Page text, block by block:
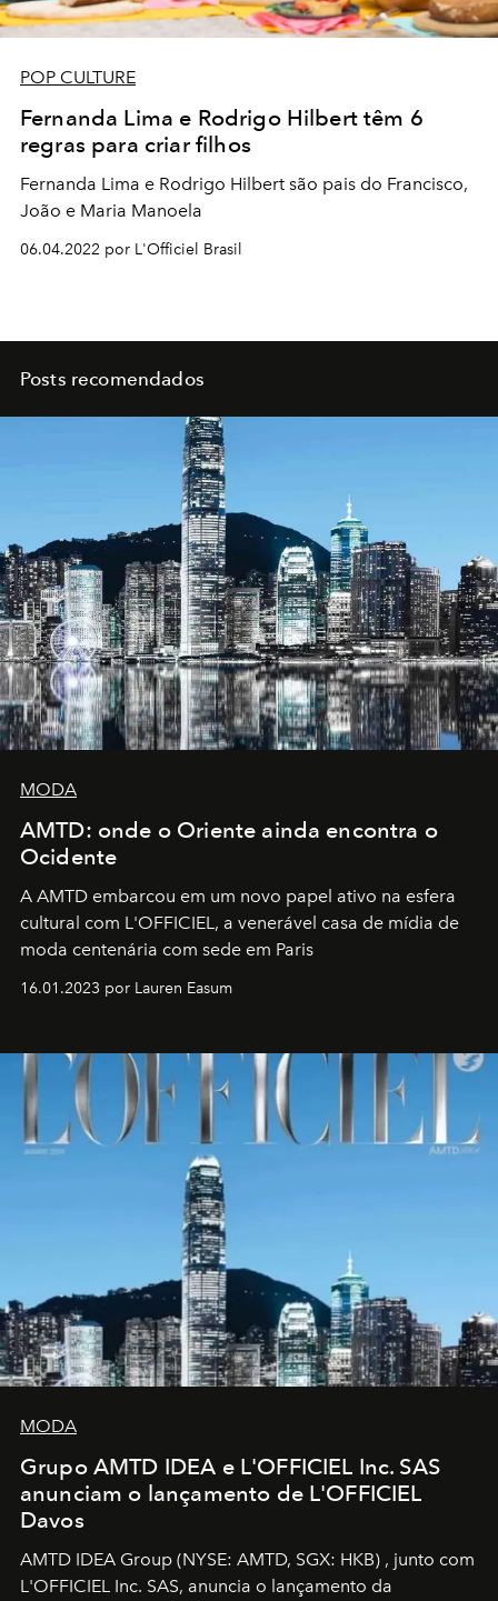
POP CULTURE
Fernanda Lima e Rodrigo Hilbert têm 6
regras para criar filhos
Fernanda Lima e Rodrigo Hilbert são pais do Francisco,
João e Maria Manoela
06.04.2022 por L'Officiel Brasil
Posts recomendados
MODA
AMTD: onde o Oriente ainda encontra o
Ocidente
A AMTD embarcou em um novo papel ativo na esfera
cultural com L'OFFICIEL, a venerável casa de mídia de
moda centenária com sede em Paris
16.01.2023 por Lauren Easum
MODA
Grupo AMTD IDEA e L'OFFICIEL Inc. SAS
anunciam o lançamento de L'OFFICIEL
Davos
AMTD IDEA Group (NYSE: AMTD, SGX: HKB) , junto com
L'OFFICIEL Inc. SAS, anuncia o lançamento da